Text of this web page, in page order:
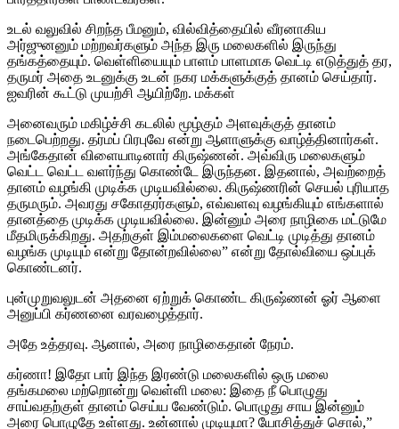
உடல் வலுவில் சிறந்த பீமனும், வில்வித்தையில் வீரனாகிய
அர்ஜுனனும் மற்றவர்களும் அந்த இரு மலைகளில் இருந்து
தங்கத்தையும். வெள்ளியையும் பாளம் பாளமாக வெட்டி எடுத்துத் தர,
தருமர் அதை உடனுக்கு உடன் நகர மக்களுக்குத் தானம் செய்தார்.
ஐவரின் கூட்டு முயற்சி ஆயிற்றே. மக்கள்
அனைவரும் மகிழ்ச்சி கடலில் மூழ்கும் அளவுக்குத் தானம்
நடைபெற்றது. தர்மப் பிரபுவே என்று ஆளாளுக்கு வாழ்த்தினார்கள்.
அங்கேதான் விளையாடினார் கிருஷ்ணன். அவ்விரு மலைகளும்
வெட்ட வெட்ட வளர்ந்து கொண்டே இருந்தன. இதனால், அவற்றைத்
தானம் வழங்கி முடிக்க முடியவில்லை. கிருஷ்ணரின் செயல் புரியாத
தருமரும். அவரது சகோதரர்களும், எவ்வளவு வழங்கியும் எங்களால்
தானத்தை முடிக்க முடியவில்லை. இன்னும் அரை நாழிகை மட்டுமே
மீதமிருக்கிறது. அதற்குள் இம்மலைகளை வெட்டி முடித்து தானம்
வழங்க முடியும் என்று தோன்றவில்லை” என்று தோல்வியை ஒப்புக்
கொண்டனர்.
புன்முறுவலுடன் அதனை ஏற்றுக் கொண்ட கிருஷ்ணன் ஓர் ஆளை
அனுப்பி கர்ணனை வரவழைத்தார்.
அதே உத்தரவு. ஆனால், அரை நாழிகைதான் நேரம்.
கர்ணா! இதோ பார் இந்த இரண்டு மலைகளில் ஒரு மலை
தங்கமலை மற்றொன்று வெள்ளி மலை: இதை நீ பொழுது
சாய்வதற்குள் தானம் செய்ய வேண்டும். பொழுது சாய இன்னும்
அரை பொழுதே உள்ளது. உன்னால் முடியுமா? யோசித்துச் சொல்,”